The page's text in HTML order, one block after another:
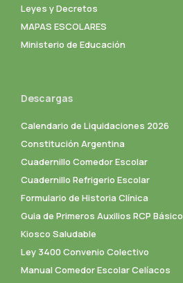
Leyes y Decretos
MAPAS ESCOLARES
Ministerio de Educación
Descargas
Calendario de Liquidaciones 2026
Constitución Argentina
Cuadernillo Comedor Escolar
Cuadernillo Refrigerio Escolar
Formulario de Historia Clínica
Guia de Primeros Auxilios RCP Básico
Kiosco Saludable
Ley 3400 Convenio Colectivo
Manual Comedor Escolar Celíacos